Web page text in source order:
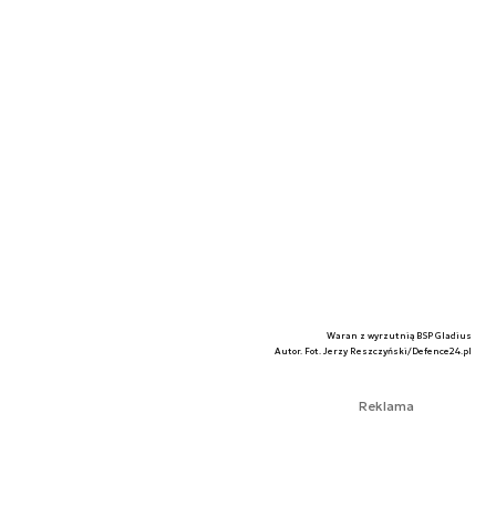
Waran z wyrzutnią BSP Gladius
Autor. Fot. Jerzy Reszczyński/Defence24.pl
Reklama